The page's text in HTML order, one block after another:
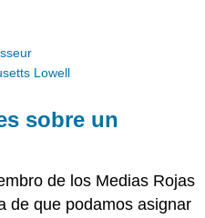
Lowell
sobre un
de los Medias Rojas
de que podamos asignar